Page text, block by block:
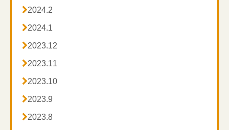
2024.2
2024.1
2023.12
2023.11
2023.10
2023.9
2023.8